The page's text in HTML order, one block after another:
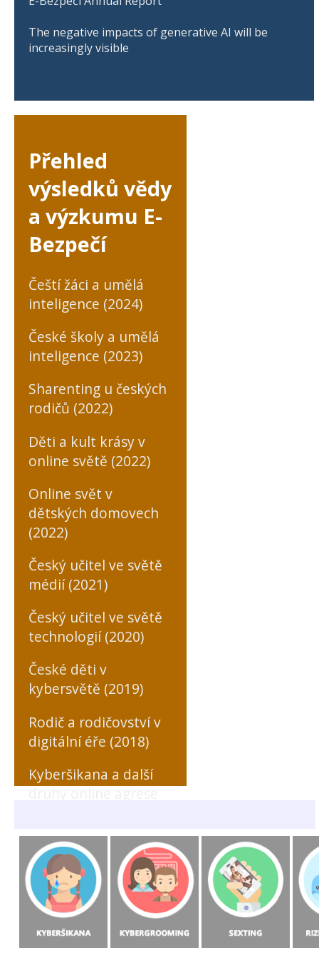
The negative impacts of generative AI will be
increasingly visible
Přehled
výsledků vědy
a výzkumu E-
Bezpečí
Čeští žáci a umělá
inteligence (2024)
České školy a umělá
inteligence (2023)
Sharenting u českých
rodičů (2022)
Děti a kult krásy v
online světě (2022)
Online svět v
dětských domovech
(2022)
Český učitel ve světě
médií (2021)
Český učitel ve světě
technologií (2020)
České děti v
kybersvětě (2019)
Rodič a rodičovství v
digitální éře (2018)
Kyberšikana a další
(MONO, 2018)
Rizikové formy
chování českých a
slovenských dětí v
prostředí internetu
(MONO, 2015)